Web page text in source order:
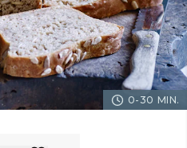
0-30 MIN.